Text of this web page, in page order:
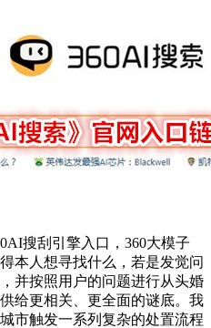
搜刮引擎入口，360大模子
本人想寻找什么，若是发觉问
并按照用户的问题进行从头婚
给更相关、更全面的谜底。我
市触发一系列复杂的处置流程